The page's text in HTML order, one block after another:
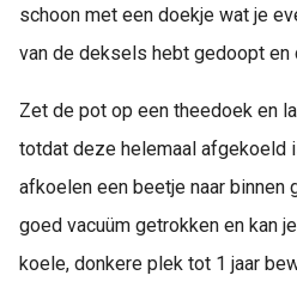
schoon met een doekje wat je
van de deksels hebt gedoopt en
Zet de pot op een theedoek en
totdat deze helemaal afgekoeld
afkoelen een beetje naar binnen
goed vacuüm getrokken en kan
koele, donkere plek tot 1 jaar